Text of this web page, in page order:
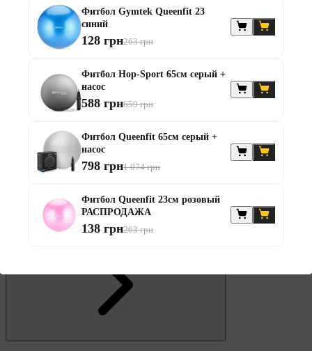
Штанги
Гантелі
Штанги з гантелями
Штанги з гантелями та лавками
Грифи
Тренувальні лавки
Стійки для грифів та дисків
Стійки для жиму лежачи
Штанги с прямым грифом
Жилеты утяжелители
Штанги с гантелями
Фитбол Gymtek Queenfit 23
синий
128 грн263 грн
Фитбол Hop-Sport 65см серый +
насос
588 грн659 грн
Фитбол Queenfit 65см серый +
насос
798 грн1 074 грн
Фитбол Queenfit 23см розовый
РАСПРОДАЖА
138 грн263 грн